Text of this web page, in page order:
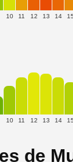
10 11 12 13 14 15
10 11 12 13 14 15
de